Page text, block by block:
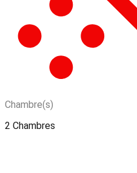
Chambre(s)
2 Chambres